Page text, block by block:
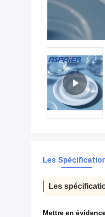
Les
Les
Mettre en